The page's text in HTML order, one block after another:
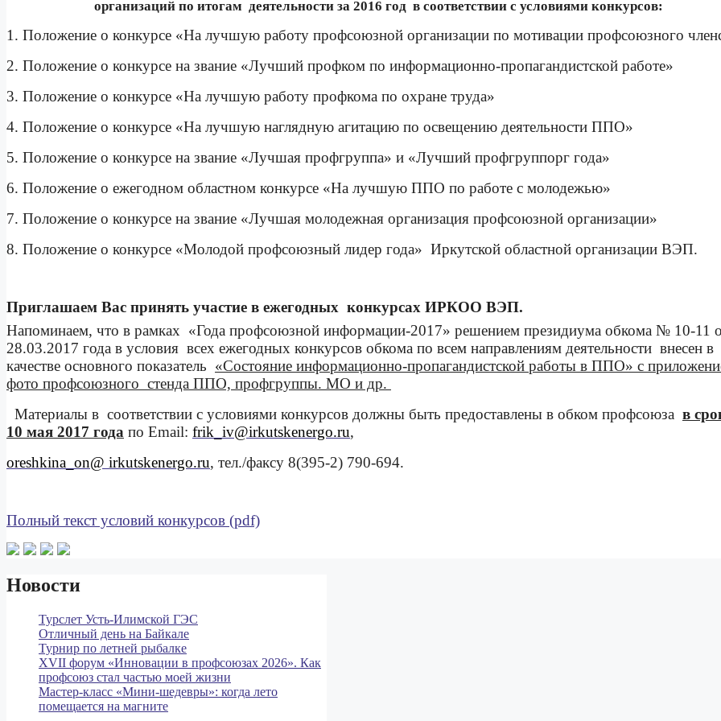
организаций по итогам деятельности за 2016 год в соответствии с условиями конкурсов:
1. Положение о конкурсе «На лучшую работу профсоюзной организации по мотивации профсоюзного
2. Положение о конкурсе на звание «Лучший профком по информационно-пропагандистской работе»
3. Положение о конкурсе «На лучшую работу профкома по охране труда»
4. Положение о конкурсе «На лучшую наглядную агитацию по освещению деятельности ППО»
5. Положение о конкурсе на звание «Лучшая профгруппа» и «Лучший профгруппорг года»
6. Положение о ежегодном областном конкурсе «На лучшую ППО по работе с молодежью»
7. Положение о конкурсе на звание «Лучшая молодежная организация профсоюзной организации»
8. Положение о конкурсе «Молодой профсоюзный лидер года» Иркутской областной организации ВЭП.
Приглашаем Вас принять участие в ежегодных конкурсах ИРКОО ВЭП.
Напоминаем, что в рамках «Года профсоюзной информации-2017» решением президиума обкома № 10-11
28.03.2017 года в условия всех ежегодных конкурсов обкома по всем направлениям деятельности внесен в
качестве основного показатель «Состояние информационно-пропагандистской работы в ППО» с
фото профсоюзного стенда ППО, профгруппы. МО и др.
Материалы в соответствии с условиями конкурсов должны быть предоставлены в обком профсоюза в
10 мая 2017 года по Email: frik_ iv@irkutskenergo.ru,
oreshkina_ on@ irkutskenergo.ru, тел./факсу 8(395-2) 790-694.
Полный текст условий конкурсов (pdf)
Новости
Турслет Усть-Илимской ГЭС
Отличный день на Байкале
Турнир по летней рыбалке
XVII форум «Инновации в профсоюзах 2026». Как
профсоюз стал частью моей жизни
Мастер‑класс «Мини‑шедевры»: когда лето
помещается на магните